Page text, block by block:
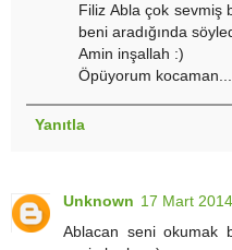
Filiz Abla çok sevmiş
beni aradığında
Amin inşallah :)
Öpüyorum kocaman...
Yanıtla
Unknown 17 Mart
Ablacan seni okumak